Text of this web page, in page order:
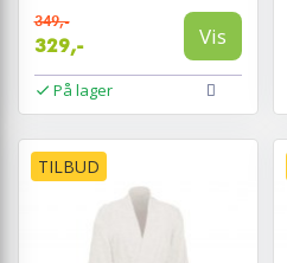
349,-
329,- Vis
På lager
TILBUD